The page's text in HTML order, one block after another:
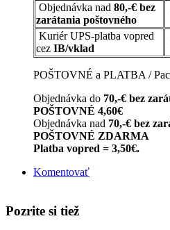
Objednávka nad 80,-€ bez
zarátania poštovného
Kuriér UPS-platba vopred
cez IB/vklad
POŠTOVNÉ a PLATBA /
Objednávka do 70,-€ bez
POŠTOVNÉ 4,60€
Objednávka nad 70,-€ bez
POŠTOVNÉ ZDARMA
Platba vopred = 3,50€.
Komentovať
Pozrite si tiež